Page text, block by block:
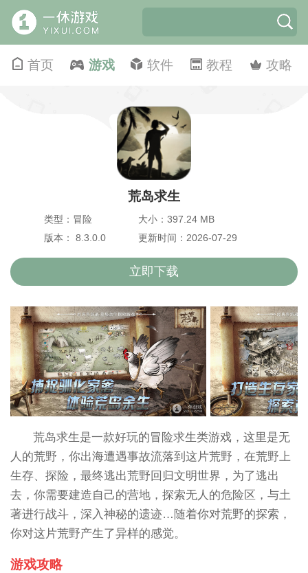
首页 游戏 软件 教程 攻略
荒岛求生
类型：冒险
大小：397.24 MB
版本： 8.3.0.0
更新时间：2026-07-29
立即下载
荒岛求生是一款好玩的冒险求生类游戏，这里是无
人的荒野，你出海遭遇事故流落到这片荒野，在荒野上
生存、探险，最终逃出荒野回归文明世界，为了逃出
去，你需要建造自己的营地，探索无人的危险区，与土
著进行战斗，深入神秘的遗迹…随着你对荒野的探索，
你对这片荒野产生了异样的感觉。
游戏攻略